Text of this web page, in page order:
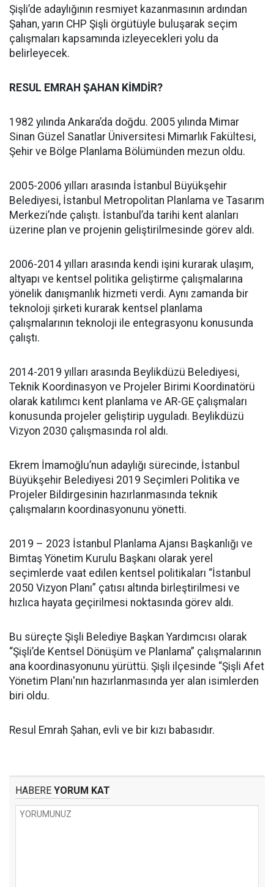
Şişli’de adaylığının resmiyet kazanmasının ardından
Şahan, yarın CHP Şişli örgütüyle buluşarak seçim
çalışmaları kapsamında izleyecekleri yolu da
belirleyecek.
RESUL EMRAH ŞAHAN KİMDİR?
1982 yılında Ankara’da doğdu. 2005 yılında Mimar
Sinan Güzel Sanatlar Üniversitesi Mimarlık Fakültesi,
Şehir ve Bölge Planlama Bölümünden mezun oldu.
2005-2006 yılları arasında İstanbul Büyükşehir
Belediyesi, İstanbul Metropolitan Planlama ve Tasarım
Merkezi’nde çalıştı. İstanbul’da tarihi kent alanları
üzerine plan ve projenin geliştirilmesinde görev aldı.
2006-2014 yılları arasında kendi işini kurarak ulaşım,
altyapı ve kentsel politika geliştirme çalışmalarına
yönelik danışmanlık hizmeti verdi. Aynı zamanda bir
teknoloji şirketi kurarak kentsel planlama
çalışmalarının teknoloji ile entegrasyonu konusunda
çalıştı.
2014-2019 yılları arasında Beylikdüzü Belediyesi,
Teknik Koordinasyon ve Projeler Birimi Koordinatörü
olarak katılımcı kent planlama ve AR-GE çalışmaları
konusunda projeler geliştirip uyguladı. Beylikdüzü
Vizyon 2030 çalışmasında rol aldı.
Ekrem İmamoğlu’nun adaylığı sürecinde, İstanbul
Büyükşehir Belediyesi 2019 Seçimleri Politika ve
Projeler Bildirgesinin hazırlanmasında teknik
çalışmaların koordinasyonunu yönetti.
2019 – 2023 İstanbul Planlama Ajansı Başkanlığı ve
Bimtaş Yönetim Kurulu Başkanı olarak yerel
seçimlerde vaat edilen kentsel politikaları “İstanbul
2050 Vizyon Planı” çatısı altında birleştirilmesi ve
hızlıca hayata geçirilmesi noktasında görev aldı.
Bu süreçte Şişli Belediye Başkan Yardımcısı olarak
“Şişli’de Kentsel Dönüşüm ve Planlama” çalışmalarının
ana koordinasyonunu yürüttü. Şişli ilçesinde “Şişli Afet
Yönetim Planı'nın hazırlanmasında yer alan isimlerden
biri oldu.
Resul Emrah Şahan, evli ve bir kızı babasıdır.
HABERE YORUM KAT